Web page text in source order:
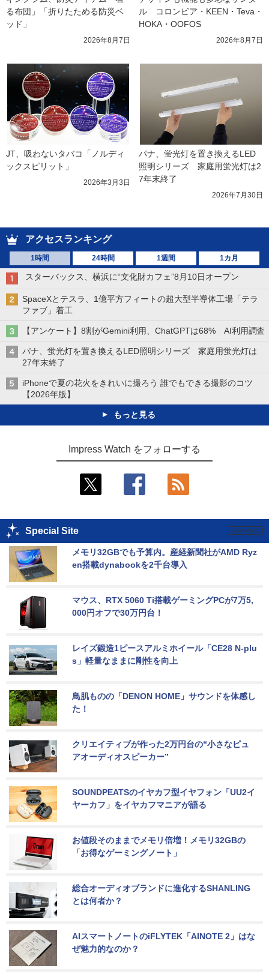
る布団」「折りたためる防災ベ
ッド」
2026年8月7日
ル　コロンビア・KEEN・Teva・
HOKA・OOFOS
2026年8月7日
JT、吸わないタバコ「ノルディ
ックスピリット」
2026年3月3日
パナ、蛍光灯を置き換えるLED
照明シリーズ　家庭用蛍光灯は2
7年末終了
2026年7月30日
アクセスランキング
1時間 24時間 1週間 1カ月
スターバックス、横浜に“文化財カフェ”8月10日オープン
SpaceXとテスラ、1億平方フィートの超大型半導体工場「テラ
ファブ」着工
【アンケート】8割がGemini利用、ChatGPTは68% AI利用調査
パナ、蛍光灯を置き換えるLED照明シリーズ 家庭用蛍光灯は
27年末終了
iPhoneで夏の花火をきれいに撮ろう 誰でもできる撮影のコツ
【2026年版】
もっと見る
Impress Watch をフォローする
Special Site
メモリ32GBでも予算内。産経新聞社がAMD Ryz
en搭載dynabookを2千台導入
マウス、RTX 5060 Ti搭載ゲーミングPCが7万5,
000円オフで30万円台！
レイズ鍛造1ピースアルミホイール「CE28 N-plu
s」軽量なままに剛性を向上
鳥肌ものの「DENON HOME」サウンドを体感し
た！
クリエイティブが作った2万円台の“小さなピュ
アオーディオスピーカー”
SOUNDPEATSのイヤカフ型イヤフォン「UU2イ
ヤーカフ」をイヤカフマニアが語る
お値段そのままでメモリ倍増！メモリ32GBの
「お得なゲーミングノート」
総合オーディオブランドに進化するSHANLING
とは何者か？
AIスマートノートのiFLYTEK「AINOTE 2」はな
ぜ魅力的なのか？